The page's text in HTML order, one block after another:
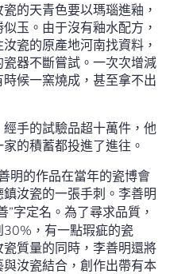
的天青色要以瑪瑙進釉，
玉。由于沒有釉水配方，
瓷的原產地河南找資料，
器不斷嘗試。一次次增減
候一窯燒成，甚至拿不出
手的試驗品超十萬件，他
的積蓄都投進了進往。
明的作品在當年的瓷博會
汝瓷的一張手刺。李善明
”字定名。為了尋求品質，
，有一點瑕疵的瓷
質量的同時，李善明還將
汝瓷結合，創作出帶有本